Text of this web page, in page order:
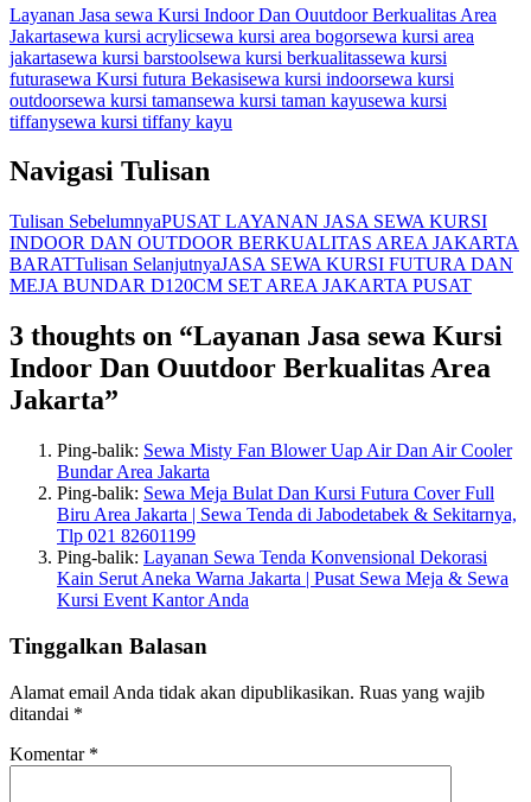
Layanan Jasa sewa Kursi Indoor Dan Ouutdoor Berkualitas Area
Jakartasewa kursi acrylicsewa kursi area bogorsewa kursi area
jakartasewa kursi barstoolsewa kursi berkualitassewa kursi
futurasewa Kursi futura Bekasisewa kursi indoorsewa kursi
outdoorsewa kursi tamansewa kursi taman kayusewa kursi
tiffanysewa kursi tiffany kayu
Navigasi Tulisan
Tulisan SebelumnyaPUSAT LAYANAN JASA SEWA KURSI
INDOOR DAN OUTDOOR BERKUALITAS AREA JAKARTA
BARATTulisan SelanjutnyaJASA SEWA KURSI FUTURA DAN
MEJA BUNDAR D120CM SET AREA JAKARTA PUSAT
3 thoughts on “Layanan Jasa sewa Kursi
Indoor Dan Ouutdoor Berkualitas Area
Jakarta”
Ping-balik: Sewa Misty Fan Blower Uap Air Dan Air Cooler
Bundar Area Jakarta
Ping-balik: Sewa Meja Bulat Dan Kursi Futura Cover Full
Biru Area Jakarta | Sewa Tenda di Jabodetabek & Sekitarnya,
Tlp 021 82601199
Ping-balik: Layanan Sewa Tenda Konvensional Dekorasi
Kain Serut Aneka Warna Jakarta | Pusat Sewa Meja & Sewa
Kursi Event Kantor Anda
Tinggalkan Balasan
Alamat email Anda tidak akan dipublikasikan. Ruas yang wajib
ditandai *
Komentar *